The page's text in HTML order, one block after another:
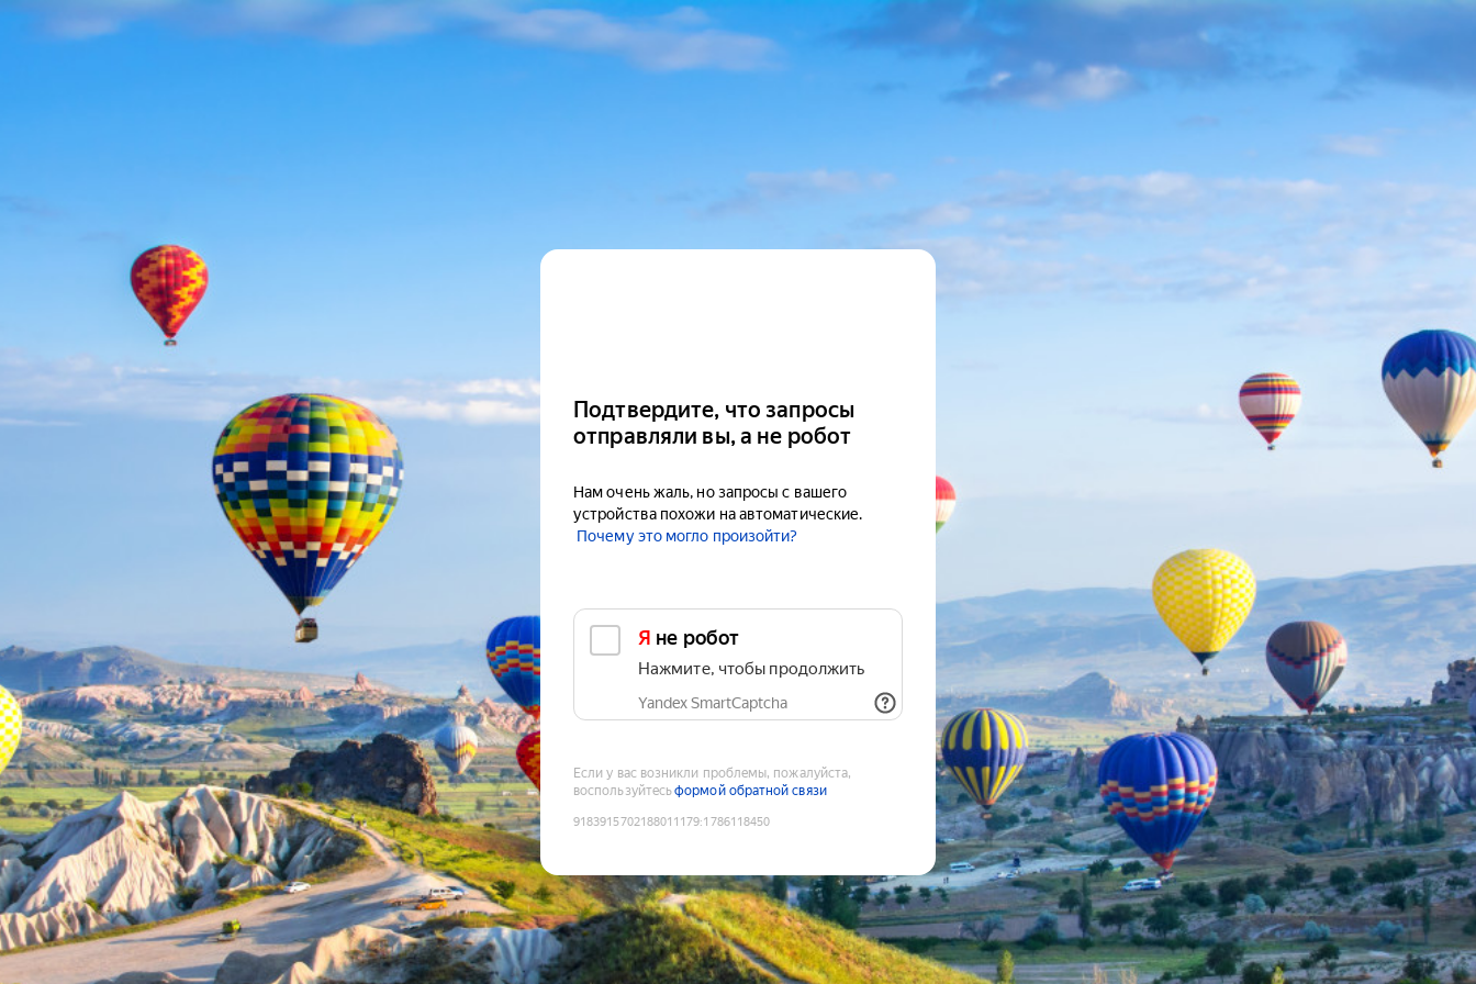
Подтвердите, что запросы
отправляли вы, а не робот
Нам очень жаль, но запросы с вашего
устройства похожи на автоматические.
Почему это могло произойти?
Я не робот
Нажмите, чтобы продолжить
Yandex SmartCaptcha
Если у вас возникли проблемы, пожалуйста,
воспользуйтесьформой обратной связи
9183915702188011179:1786118450